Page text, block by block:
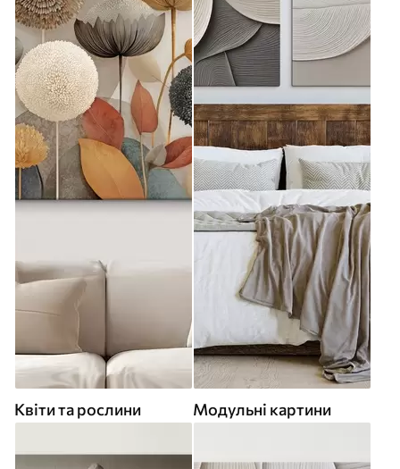
Квіти та рослини Модульні картини